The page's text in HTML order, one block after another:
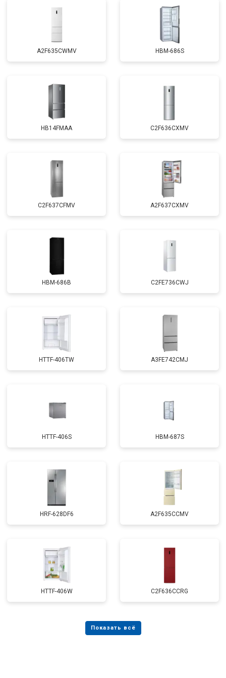
A2F635CWMV HBM-686S
HB14FMAA C2F636CXMV
C2F637CFMV A2F637CXMV
HBM-686B C2FE736CWJ
HTTF-406TW A3FE742CMJ
HTTF-406S HBM-687S
HRF-628DF6 A2F635CCMV
HTTF-406W C2F636CCRG